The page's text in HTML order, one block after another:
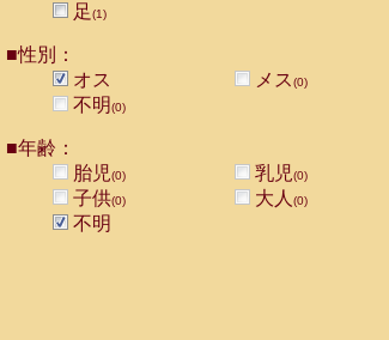
足(1)
■性別：
オス
メス(0)
不明(0)
■年齢：
胎児(0) 乳児(0)
子供(0) 大人 (0)
不明